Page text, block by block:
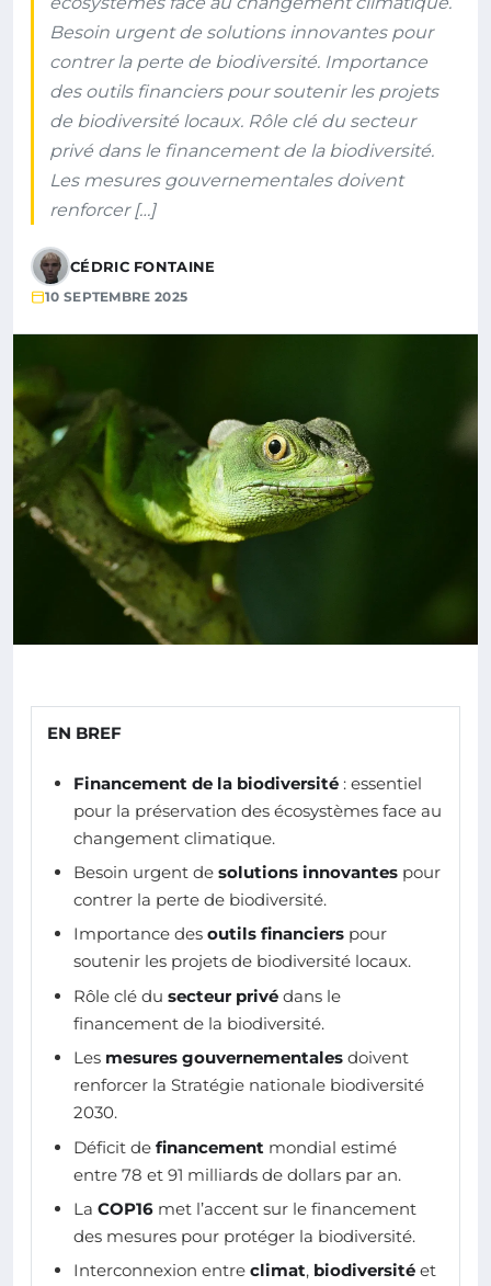
Besoin urgent de solutions innovantes pour
contrer la perte de biodiversité. Importance
des outils financiers pour soutenir les projets
de biodiversité locaux. Rôle clé du secteur
privé dans le financement de la biodiversité.
Les mesures gouvernementales doivent
renforcer […]
CÉDRIC FONTAINE
10 SEPTEMBRE 2025
EN BREF
Financement de la biodiversité : essentiel
pour la préservation des écosystèmes face au
changement climatique.
Besoin urgent de solutions innovantes pour
contrer la perte de biodiversité.
Importance des outils financiers pour
soutenir les projets de biodiversité locaux.
Rôle clé du secteur privé dans le
financement de la biodiversité.
Les mesures gouvernementales doivent
renforcer la Stratégie nationale biodiversité
2030.
Déficit de financement mondial estimé
entre 78 et 91 milliards de dollars par an.
La COP16 met l’accent sur le financement
des mesures pour protéger la biodiversité.
Interconnexion entre climat, biodiversité et